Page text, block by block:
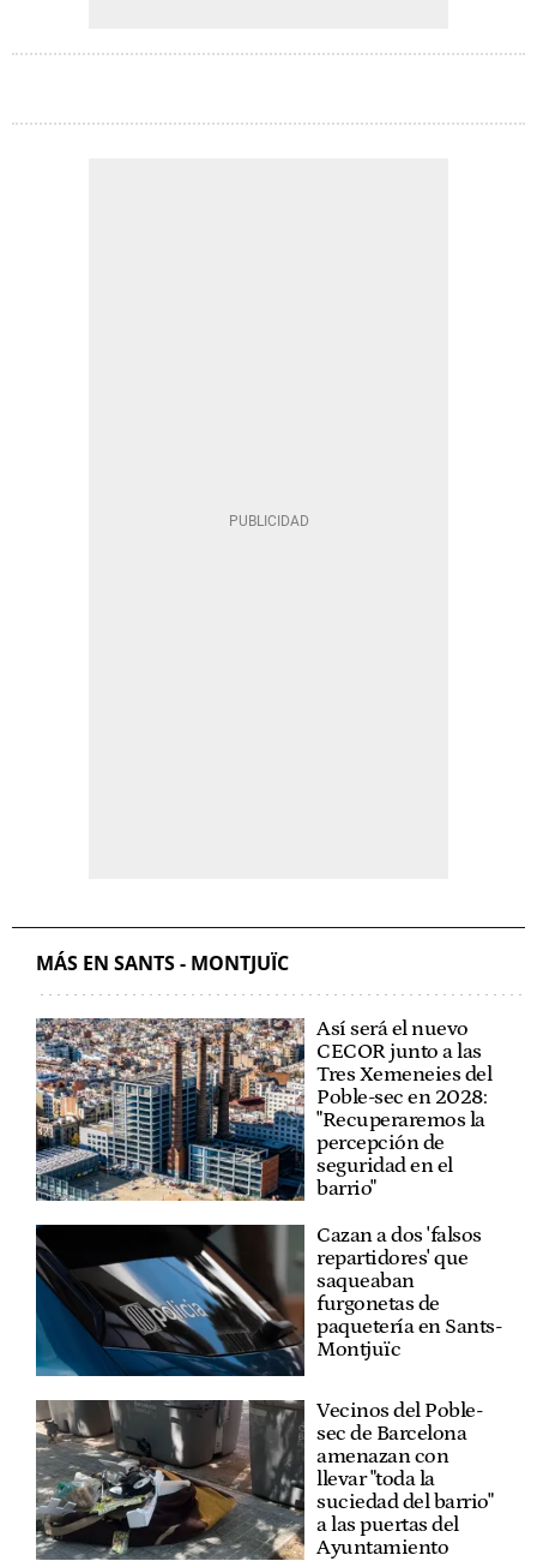
MÁS EN SANTS - MONTJUÏC
Así será el nuevo
CECOR junto a las
Tres Xemeneies del
Poble-sec en 2028:
"Recuperaremos la
percepción de
seguridad en el
barrio"
Cazan a dos 'falsos
repartidores' que
saqueaban
furgonetas de
paquetería en Sants-
Montjuïc
Vecinos del Poble-
sec de Barcelona
amenazan con
llevar "toda la
suciedad del barrio"
a las puertas del
Ayuntamiento